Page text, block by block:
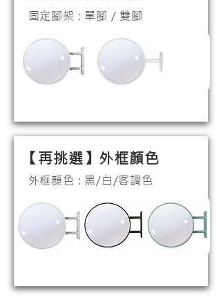
固定腳架 : 單腳 / 雙腳
【​再挑選】外框顏色
外框顏色 : 黑/白/客調色